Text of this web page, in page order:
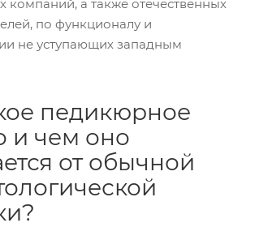
компаний, а также отечественных
по функционалу и
не уступающих западным
педикюрное
и чем оно
от обычной